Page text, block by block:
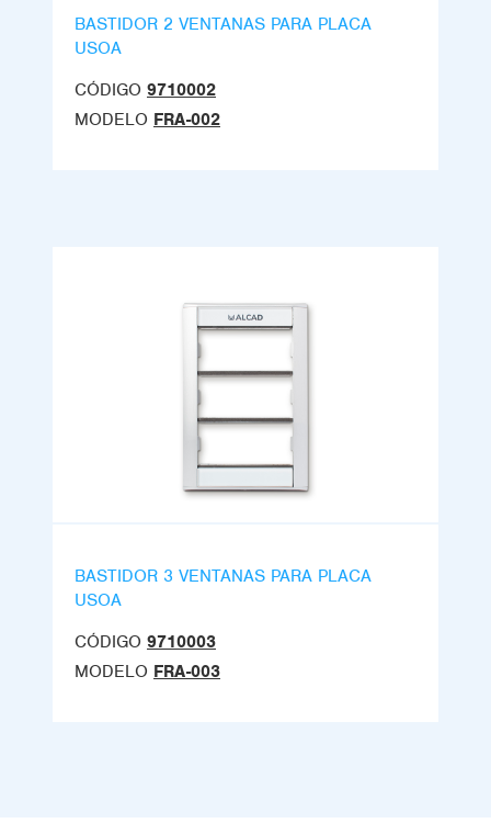
BASTIDOR 2 VENTANAS PARA PLACA
USOA
CÓDIGO 9710002
MODELO FRA-002
BASTIDOR 3 VENTANAS PARA PLACA
USOA
CÓDIGO 9710003
MODELO FRA-003